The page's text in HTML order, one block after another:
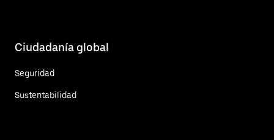
Ciudadanía global
Seguridad
Sustentabilidad